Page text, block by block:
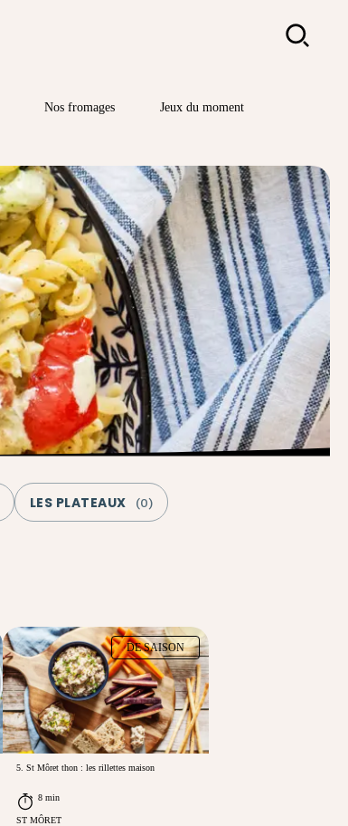
Rechercher
Nos fromages Jeux du moment
LES PLATEAUX (0)
DE SAISON
5. St Môret thon : les rillettes maison
8 min
ST MÔRET